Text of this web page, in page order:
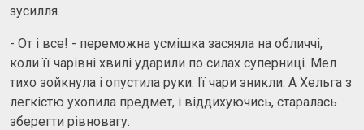
зусилля.
- От і все! - переможна усмішка засяяла на обличчі,
коли її чарівні хвилі ударили по силах суперниці. Мел
тихо зойкнула і опустила руки. Її чари зникли. А Хельга з
легкістю ухопила предмет, і віддихуючись, старалась
зберегти рівновагу.